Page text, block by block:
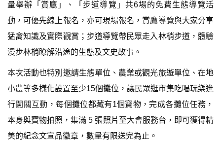
量舉辦「賞鷹」、「步道導覽」共6場的免費生態導覽活
動，可優先線上報名，亦可現場報名，賞鷹導覽與大家分享
猛禽知識及實際觀賞；步道導覽帶民眾走入林梢步道，體驗
漫步林梢瞭解沿途的生態及文史故事。
本次活動也特別邀請生態單位、農業或觀光旅遊單位、在地
小農等多樣化設置至少15個攤位，讓民眾逛市集吃喝玩樂進
行闖關互動，每個攤位都藏有1個寶物，完成各攤位任務，
本身與寶物拍照，集滿 5 張照片至大會服務台，即可獲得精
美的紀念文宣品徽章，數量有限送完為止。